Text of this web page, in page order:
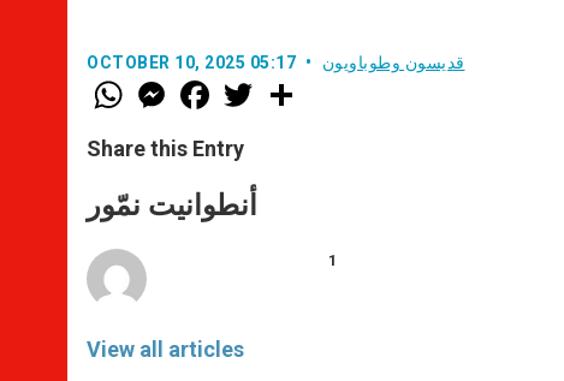
OCTOBER 10, 2025 05:17 قديسون وطوباويون
W
h
t
s
p
p
M
e
s
e
g
e
F
a
e
b
o
k
w
Share this Entry
أنطوانيت نمّور
View all articles
1